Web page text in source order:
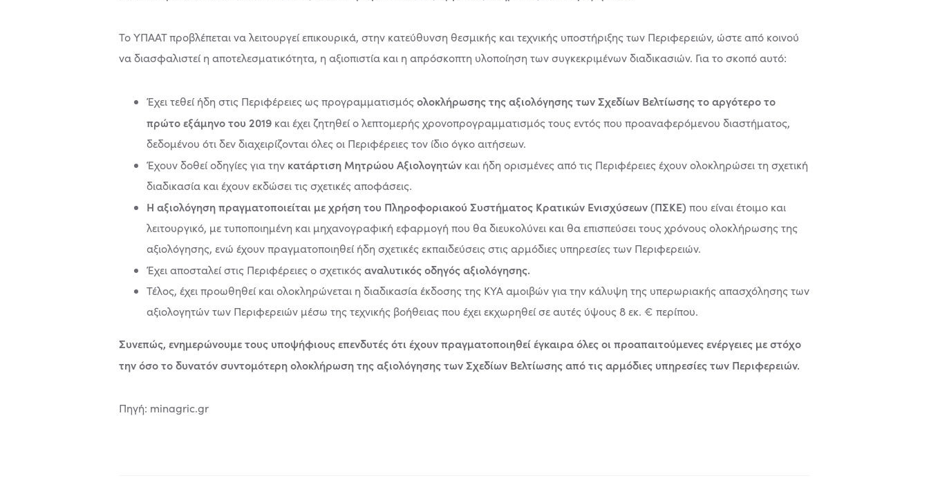
Το ΥΠΑΑΤ προβλέπεται να λειτουργεί επικουρικά, στην κατεύθυνση θεσμικής και τεχνικής υποστήριξης των Περιφερειών, ώστε από κοινού
να διασφαλιστεί η αποτελεσματικότητα, η αξιοπιστία και η απρόσκοπτη υλοποίηση των συγκεκριμένων διαδικασιών. Για το σκοπό αυτό:
Έχει τεθεί ήδη στις Περιφέρειες ως προγραμματισμόςολοκλήρωσης της αξιολόγησης των Σχεδίων Βελτίωσης το αργότερο το
πρώτο εξάμηνο του 2019 και έχει ζητηθεί ο λεπτομερής χρονοπρογραμματισμός τους εντός που προαναφερόμενου διαστήματος,
δεδομένου ότι δεν διαχειρίζονται όλες οι Περιφέρειες τον ίδιο όγκο αιτήσεων.
Έχουν δοθεί οδηγίες για την κατάρτιση Μητρώου Αξιολογητών και ήδη ορισμένες από τις Περιφέρειες έχουν ολοκληρώσει τη σχετική
διαδικασία και έχουν εκδώσει τις σχετικές αποφάσεις.
Η αξιολόγηση πραγματοποιείται με χρήση του Πληροφοριακού Συστήματος Κρατικών Ενισχύσεων (ΠΣΚΕ) που είναι έτοιμο και
λειτουργικό, με τυποποιημένη και μηχανογραφική εφαρμογή που θα διευκολύνει και θα επισπεύσει τους χρόνους ολοκλήρωσης της
αξιολόγησης, ενώ έχουν πραγματοποιηθεί ήδη σχετικές εκπαιδεύσεις στις αρμόδιες υπηρεσίες των Περιφερειών.
Έχει αποσταλεί στις Περιφέρειες ο σχετικόςαναλυτικός οδηγός αξιολόγησης.
Τέλος, έχει προωθηθεί και ολοκληρώνεται η διαδικασία έκδοσης της ΚΥΑ αμοιβών για την κάλυψη της υπερωριακής απασχόλησης των
αξιολογητών των Περιφερειών μέσω της τεχνικής βοήθειας που έχει εκχωρηθεί σε αυτές ύψους 8 εκ. € περίπου.
Συνεπώς, ενημερώνουμε τους υποψήφιους επενδυτές ότι έχουν πραγματοποιηθεί έγκαιρα όλες οι προαπαιτούμενες ενέργειες με στόχο
την όσο το δυνατόν συντομότερη ολοκλήρωση της αξιολόγησης των Σχεδίων Βελτίωσης από τις αρμόδιες υπηρεσίες των Περιφερειών.
Πηγή: minagric.gr